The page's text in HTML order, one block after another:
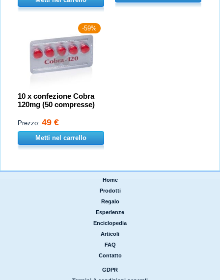
-59%
10 x confezione Cobra
120mg (50 compresse)
Prezzo: 49 €
Metti nel carrello
Home
Prodotti
Regalo
Esperienze
Enciclopedia
Articoli
FAQ
Contatto
GDPR